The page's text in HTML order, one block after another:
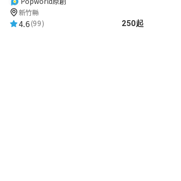
新竹縣
4.6(99) 250起